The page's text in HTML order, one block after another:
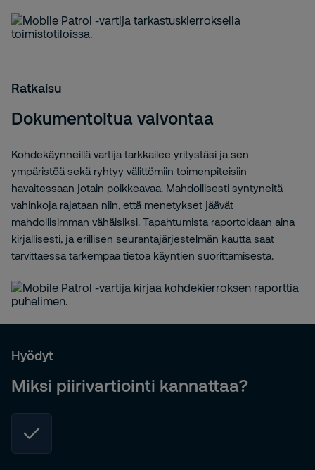
Ratkaisu
Dokumentoitua valvontaa
Kohdekäynneillä vartija tarkkailee yritystäsi ja sen
ympäristöä sekä ryhtyy välittömiin toimenpiteisiin
havaitessaan jotain poikkeavaa. Mahdollisesti syntyneitä
vahinkoja rajataan niin, että menetykset jäävät
mahdollisimman vähäisiksi. Tapahtumista raportoidaan aina
kirjallisesti, ja erillisen seurantajärjestelmän kautta saat
tarvittaessa tarkempaa tietoa käyntien suorittamisesta.
Hyödyt
Miksi piirivartiointi kannattaa?